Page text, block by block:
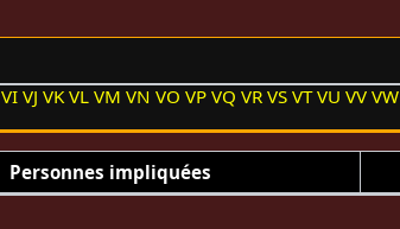
VI VJ VK VL VM VN VO VP VQ VR VS VT VU VV VW
Personnes impliquées